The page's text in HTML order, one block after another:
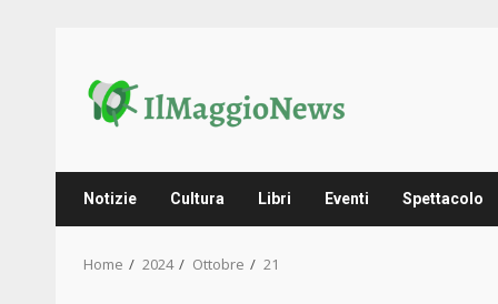
content
Notizie Cultura Libri Eventi Spettacolo
Home 2024 Ottobre 21